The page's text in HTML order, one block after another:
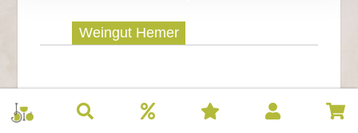
Weingut Hemer